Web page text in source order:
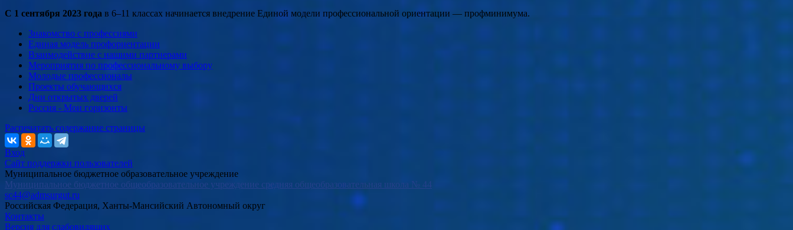
С 1 сентября 2023 года в 6–11 классах начинается внедрение Единой модели профессиональной ориентации — профминимума.
Знакомство с профессиями
Единая модель профориентации
Взаимодействие с нашими партнерами
Мероприятия по профессиональному выбору
Молодые профессионалы
Проекты обучающихся
Дни открытых дверей
Россия - Мои горизонты
Распечатать содержание страницы
Вход
Сайт поддержки пользователей
Муниципальное бюджетное образовательное учреждение
Муниципальное бюджетное общеобразовательное учреждение средняя общеобразовательная школа № 44
sc44@admsurgut.ru
Российская Федерация, Ханты-Мансийский Автономный округ
Контакты
Версия для слабовидящих